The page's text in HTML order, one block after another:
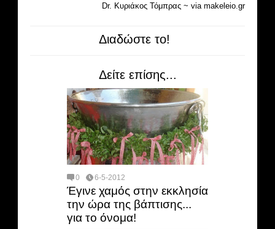
Dr. Κυριάκος Τόμπρας ~ via makeleio.gr
Διαδώστε το!
Δείτε επίσης...
0 6-5-2012
Έγινε χαμός στην εκκλησία
την ώρα της βάπτισης...
για το όνομα!